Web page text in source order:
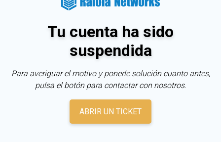
Tu cuenta ha sido
suspendida
Para averiguar el motivo y ponerle solución cuanto antes,
pulsa el botón para contactar con nosotros.
ABRIR UN TICKET